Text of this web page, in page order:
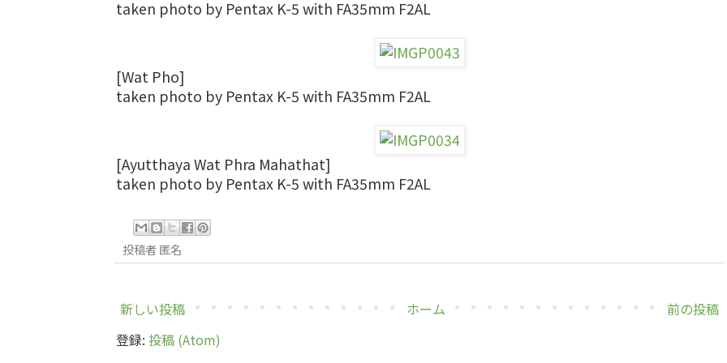
taken photo by Pentax K-5 with FA35mm F2AL
[Wat Pho]
taken photo by Pentax K-5 with FA35mm F2AL
[Ayutthaya Wat Phra Mahathat]
taken photo by Pentax K-5 with FA35mm F2AL
投稿者匿名
新しい投稿 前の投稿
ホーム
登録: 投稿 (Atom)